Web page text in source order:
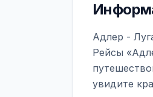
Адлер -
Рейсы
увидите